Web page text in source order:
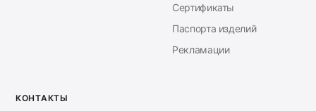
Сертификаты
Паспорта изделий
Рекламации
КОНТАКТЫ